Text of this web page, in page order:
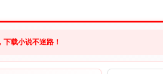
载小说不迷路！